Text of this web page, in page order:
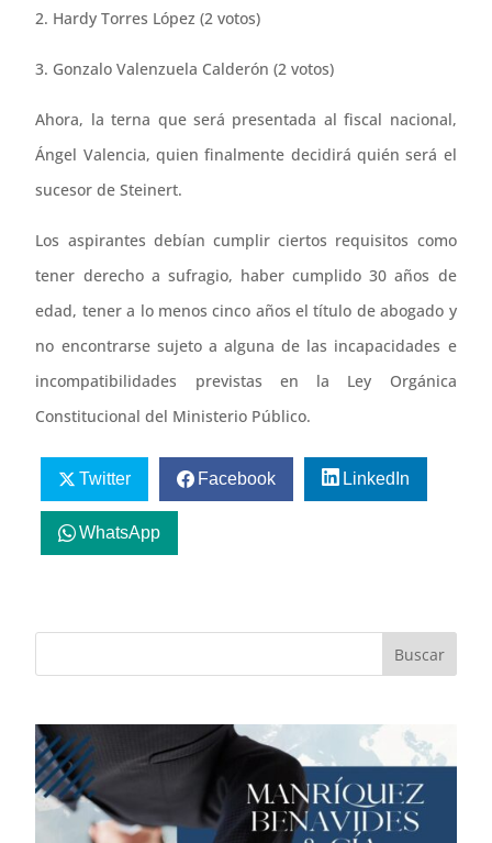
2. Hardy Torres López (2 votos)
3. Gonzalo Valenzuela Calderón (2 votos)
Ahora, la terna que será presentada al fiscal nacional,
Ángel Valencia, quien finalmente decidirá quién será el
sucesor de Steinert.
Los aspirantes debían cumplir ciertos requisitos como
tener derecho a sufragio, haber cumplido 30 años de
edad, tener a lo menos cinco años el título de abogado y
no encontrarse sujeto a alguna de las incapacidades e
incompatibilidades previstas en la Ley Orgánica
Constitucional del Ministerio Público.
Twitter Facebook LinkedIn
WhatsApp